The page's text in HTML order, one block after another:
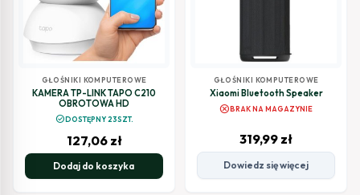
GŁOŚNIKI KOMPUTEROWE
KAMERA TP-LINK TAPO C210
OBROTOWA HD
check_circleDOSTĘPNY 23SZT.
127,06 zł
Dodaj do koszyka
GŁOŚNIKI KOMPUTEROWE
Xiaomi Bluetooth Speaker
cancelBRAK NA MAGAZYNIE
319,99 zł
Dowiedz się więcej